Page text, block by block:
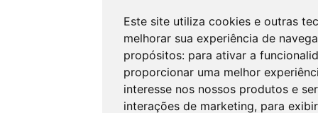
Este site utiliza cookies e outras
melhorar sua experiência de
propósitos: para ativar a
proporcionar uma melhor
interesse nos nossos produtos e
interações de marketing, para